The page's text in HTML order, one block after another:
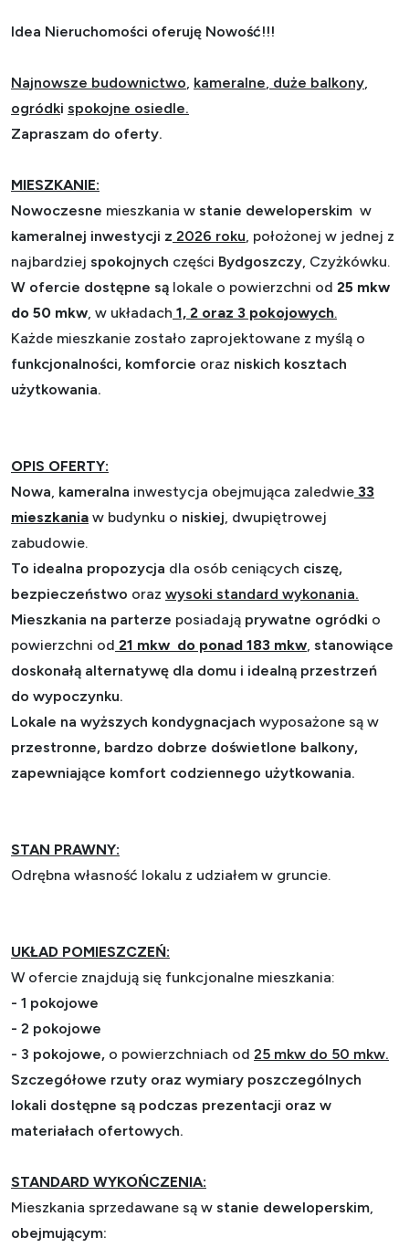
Idea Nieruchomości oferuję Nowość!!!
Najnowsze budownictwo kameralne duże balkony
ogródki spokojne osiedle.
Zapraszam do oferty.
MIESZKANIE:
Nowoczesne mieszkania w stanie deweloperskim w
kameralnej inwestycji z 2026 roku , położonej w jednej z
najbardziej spokojnych części Bydgoszczy Czyżkówku.
W ofercie dostępne są lokale o powierzchni od 25 mkw
do 50 mkw , w układach 1, 2 oraz 3 pokojowych.
Każde mieszkanie zostało zaprojektowane z myślą o
funkcjonalności, komforcie oraz niskich kosztach
użytkowania.
OPIS OFERTY:
Nowa kameralna inwestycja obejmująca zaledwie 33
mieszkania w budynku o niskiej , dwupiętrowej
zabudowie.
To idealna propozycja dla osób ceniących ciszę,
bezpieczeństwo oraz wysoki standard wykonania.
Mieszkania na parterze posiadają prywatne ogródki o
powierzchni od 21 mkw do ponad 183 mkw stanowiące
doskonałą alternatywę dla domu i idealną przestrzeń
do wypoczynku.
Lokale na wyższych kondygnacjach wyposażone są w
przestronne, bardzo dobrze doświetlone balkony,
zapewniające komfort codziennego użytkowania.
STAN PRAWNY:
Odrębna własność lokalu z udziałem w gruncie.
UKŁAD POMIESZCZEŃ:
W ofercie znajdują się funkcjonalne mieszkania:
- 1 pokojowe
- 2 pokojowe
- 3 pokojowe, o powierzchniach od 25 mkw do 50 mkw.
Szczegółowe rzuty oraz wymiary poszczególnych
lokali dostępne są podczas prezentacji oraz w
materiałach ofertowych.
STANDARD WYKOŃCZENIA:
Mieszkania sprzedawane są w stanie deweloperskim
obejmującym: